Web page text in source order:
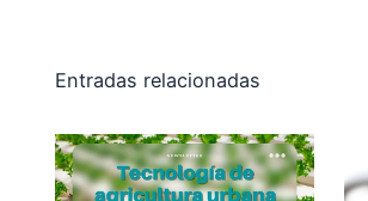
Entradas relacionadas